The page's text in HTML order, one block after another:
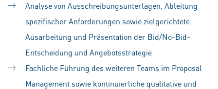
Analyse von Ausschreibungsunterlagen, Ableitung
spezifischer Anforderungen sowie zielgerichtete
Ausarbeitung und Präsentation der Bid/No-Bid-
Entscheidung und Angebotsstrategie
Fachliche Führung des weiteren Teams im Proposal
Management sowie kontinuierliche qualitative und